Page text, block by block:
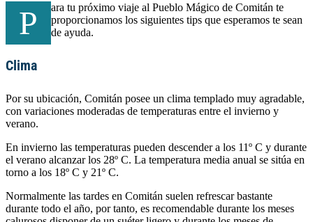
P
ara tu próximo viaje al Pueblo Mágico de Comitán te
proporcionamos los siguientes tips que esperamos te sean
de ayuda.
Clima
Por su ubicación, Comitán posee un clima templado muy agradable,
con variaciones moderadas de temperaturas entre el invierno y
verano.
En invierno las temperaturas pueden descender a los 11º C y durante
el verano alcanzar los 28º C. La temperatura media anual se sitúa en
torno a los 18º C y 21º C.
Normalmente las tardes en Comitán suelen refrescar bastante
durante todo el año, por tanto, es recomendable durante los meses